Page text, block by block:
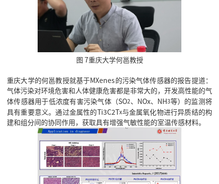
图 7重庆大学何邕教授
重庆大学的何邕教授就基于MXenes的污染气体传感器的报告提道：
气体污染对环境危害和人体健康危害都是非常大的，开发高性能的气
体传感器用于低浓度有害污染气体（SO2、NOx、NH3等）的监测将
具有重要意义。通过金属性的Ti3C2Tx与金属氧化物进行异质结的构
建和组分间的协同作用，获取具有增强气敏性能的室温传感材料。